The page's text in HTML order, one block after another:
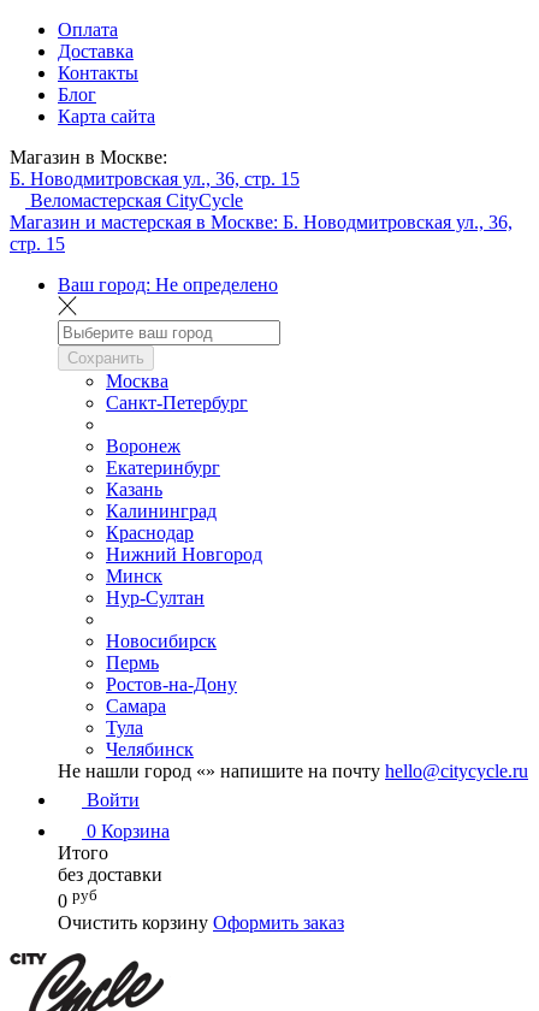
Оплата
Доставка
Контакты
Блог
Карта сайта
Магазин в Москве:
Б. Новодмитровская ул., 36, стр. 15
Веломастерская CityCycle
Магазин и мастерская в Москве: Б. Новодмитровская ул., 36,
стр. 15
Ваш город: Не определено
Сохранить
Москва
Санкт-Петербург
Воронеж
Екатеринбург
Казань
Калининград
Краснодар
Нижний Новгород
Минск
Нур-Султан
Новосибирск
Пермь
Ростов-на-Дону
Самара
Тула
Челябинск
Не нашли город «» напишите на почту hello@citycycle.ru
Войти
0 Корзина
Итого
без доставки
0 руб
Очистить корзину Оформить заказ